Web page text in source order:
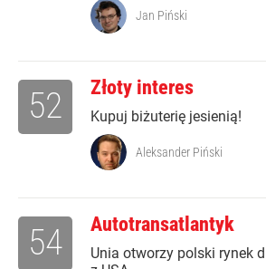
Jan Piński
Złoty interes
Kupuj biżuterię jesienią!
52
Aleksander Piński
Autotransatlantyk
Unia otworzy polski rynek
54